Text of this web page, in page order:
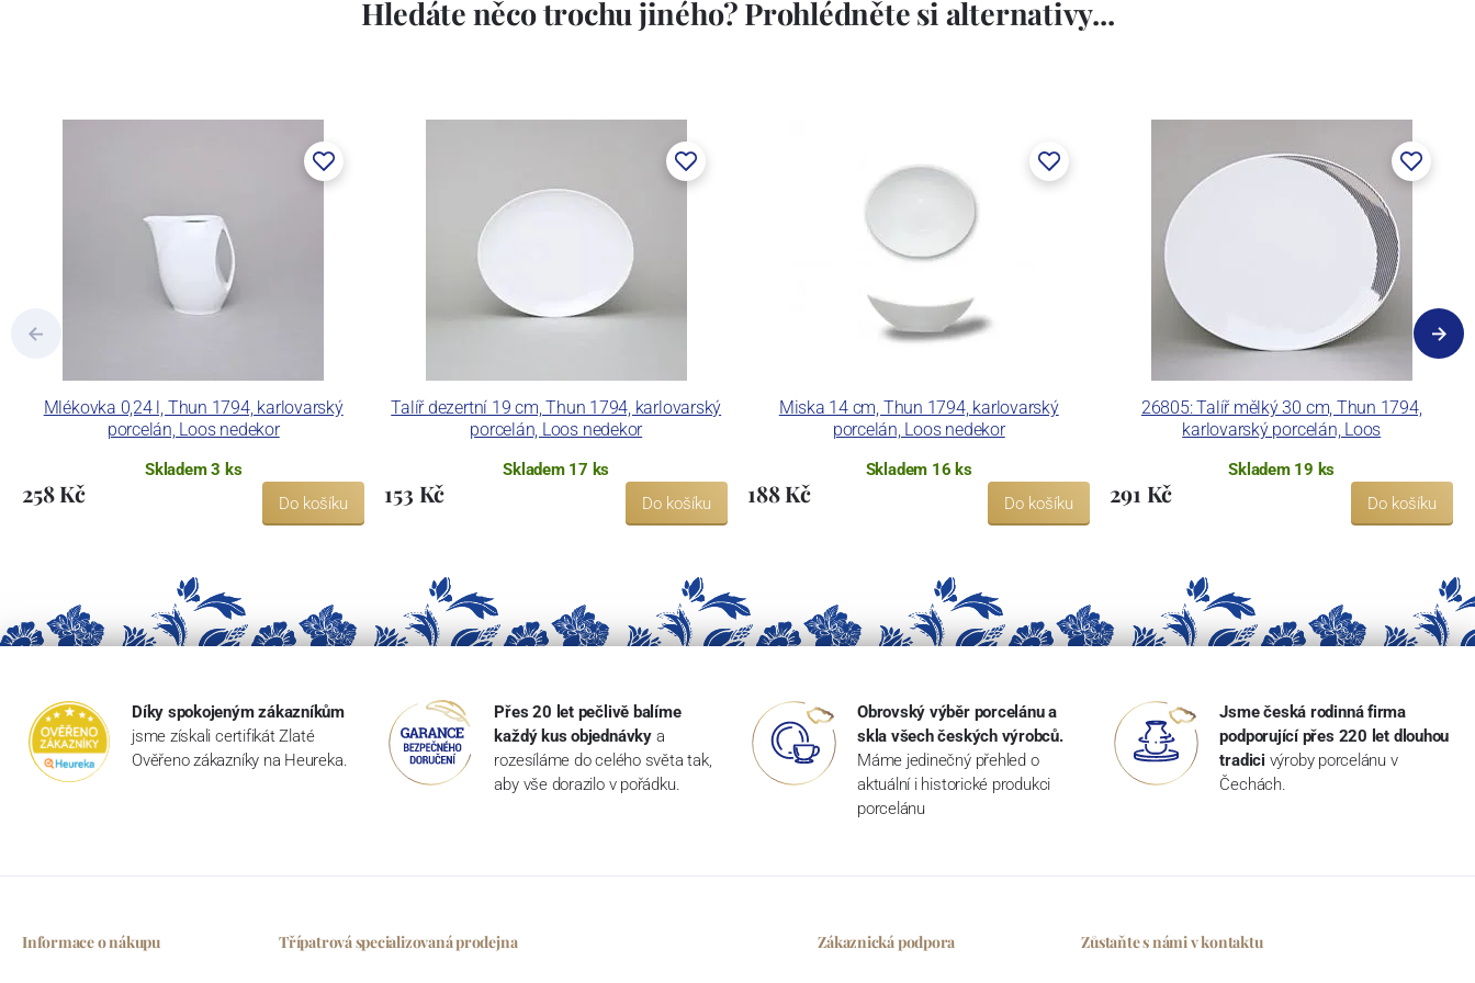
a.s. včetně ochranné známky a technologických zařízení. Závod je vybaven zařízením na výrobu
tlakového lití, moderními komorovými pecemi a vtavnou dekorační pecí. Závod je schopen
dekorovat své výrobky pomocí klasických dekoračních technik.
Concordia Lesov používá ochrannou známku LC a Thun Hotel & Restaurant.
Hledáte něco trochu jiného? Prohlédněte si alternativy...
Mlékovka 0,24 l, Thun 1794, karlovarský
porcelán, Loos nedekor
Skladem 3 ks
258 Kč Do košíku
Talíř dezertní 19 cm, Thun 1794, karlovarský
porcelán, Loos nedekor
Skladem 17 ks
153 Kč Do košíku
Miska 14 cm, Thun 1794, karlovarský
porcelán, Loos nedekor
Skladem 16 ks
188 Kč Do košíku
26805: Talíř mělký 30 cm, Thun 1794,
karlovarský porcelán, Loos
Skladem 19 ks
291 Kč Do košíku
Díky spokojeným zákazníkům
jsme získali certifikát Zlaté
Ověřeno zákazníky na Heureka.
Přes 20 let pečlivě balíme
každý kus objednávky a
rozesíláme do celého světa tak,
aby vše dorazilo v pořádku.
Obrovský výběr porcelánu a
skla všech českých výrobců.
Máme jedinečný přehled o
aktuální i historické produkci
porcelánu
Jsme česká rodinná firma
podporující přes 220 let dlouhou
tradici výroby porcelánu v
Čechách.
Informace o nákupu Třípatrová specializovaná prodejna Zákaznická podpora Zůstaňte s námi v kontaktu